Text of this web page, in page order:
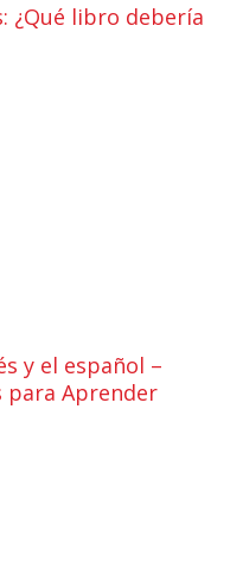
¿Qué libro debería
y el español –
para Aprender